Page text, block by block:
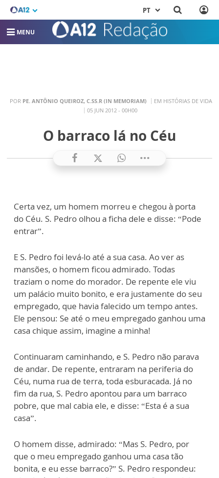
PT
MENU
POR PE. ANTÔNIO QUEIROZ, C.SS.R (IN MEMORIAM)
EM HISTÓRIAS DE VIDA
05 JUN 2012 - 00H00
O barraco lá no Céu
Certa vez, um homem morreu e chegou à porta
do Céu. S. Pedro olhou a ficha dele e disse: “Pode
entrar”.
E S. Pedro foi levá-lo até a sua casa. Ao ver as
mansões, o homem ficou admirado. Todas
traziam o nome do morador. De repente ele viu
um palácio muito bonito, e era justamente do seu
empregado, que havia falecido um tempo antes.
Ele pensou: Se até o meu empregado ganhou uma
casa chique assim, imagine a minha!
Continuaram caminhando, e S. Pedro não parava
de andar. De repente, entraram na periferia do
Céu, numa rua de terra, toda esburacada. Já no
fim da rua, S. Pedro apontou para um barraco
pobre, que mal cabia ele, e disse: “Esta é a sua
casa”.
O homem disse, admirado: “Mas S. Pedro, por
que o meu empregado ganhou uma casa tão
bonita, e eu esse barraco?” S. Pedro respondeu: